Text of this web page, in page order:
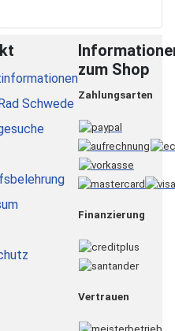
Schwede
zum Shop
Zahlungsarten
Finanzierung
Vertrauen